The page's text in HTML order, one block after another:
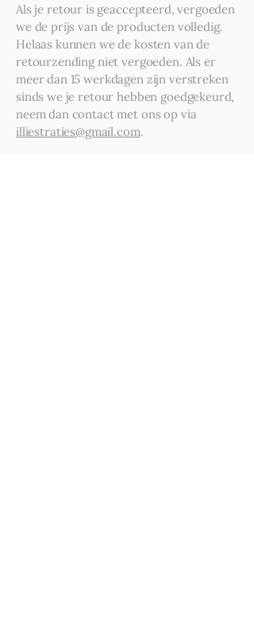
Als je retour is geaccepteerd, vergoeden
we de prijs van de producten volledig.
Helaas kunnen we de kosten van de
retourzending niet vergoeden. Als er
meer dan 15 werkdagen zijn verstreken
sinds we je retour hebben goedgekeurd,
neem dan contact met ons op via
illiestraties@gmail.com.